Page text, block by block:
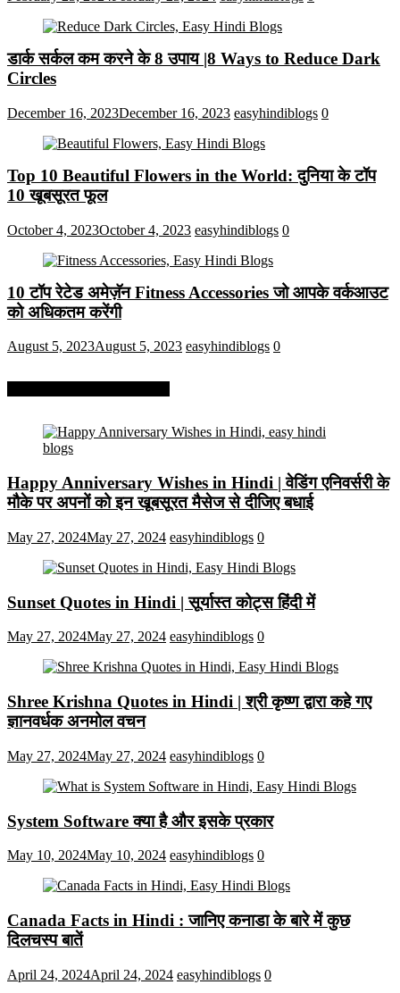
डार्क सर्कल कम करने के 8 उपाय |8 Ways to Reduce Dark
Circles
December 16, 2023December 16, 2023 easyhindiblogs 0
Top 10 Beautiful Flowers in the World: दुनिया के टॉप
10 खूबसूरत फूल
October 4, 2023October 4, 2023 easyhindiblogs 0
10 टॉप रेटेड अमेज़ॅन Fitness Accessories जो आपके वर्कआउट
को अधिकतम करेंगी
August 5, 2023August 5, 2023 easyhindiblogs 0
Happy Anniversary Wishes in Hindi | वेडिंग एनिवर्सरी के
मौके पर अपनों को इन खूबसूरत मैसेज से दीजिए बधाई
May 27, 2024May 27, 2024 easyhindiblogs 0
Sunset Quotes in Hindi | सूर्यास्त कोट्स हिंदी में
May 27, 2024May 27, 2024 easyhindiblogs 0
Shree Krishna Quotes in Hindi | श्री कृष्ण द्वारा कहे गए
ज्ञानवर्धक अनमोल वचन
May 27, 2024May 27, 2024 easyhindiblogs 0
System Software क्या है और इसके प्रकार
May 10, 2024May 10, 2024 easyhindiblogs 0
Canada Facts in Hindi : जानिए कनाडा के बारे में कुछ
दिलचस्प बातें
April 24, 2024April 24, 2024 easyhindiblogs 0